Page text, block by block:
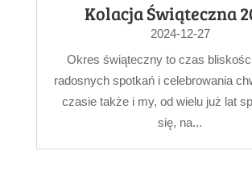
Kolacja Świąteczna
2024-12-27
Okres świąteczny to czas
radosnych spotkań i celebrowania
czasie także i my, od wielu już lat
się, na...